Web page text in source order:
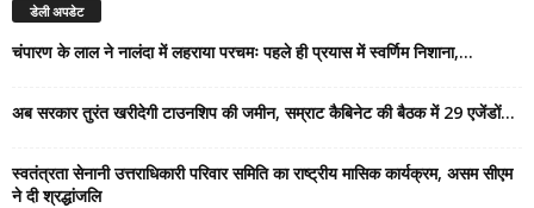
डेली अपडेट
चंपारण के लाल ने नालंदा में लहराया परचमः पहले ही प्रयास में स्वर्णिम निशाना,...
अब सरकार तुरंत खरीदेगी टाउनशिप की जमीन, सम्राट कैबिनेट की बैठक में 29 एजेंडों...
स्वतंत्रता सेनानी उत्तराधिकारी परिवार समिति का राष्ट्रीय मासिक कार्यक्रम, असम सीएम
ने दी श्रद्धांजलि